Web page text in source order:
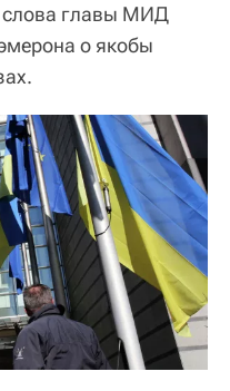
слова главы МИД
о якобы